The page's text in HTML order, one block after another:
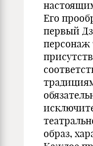
Его
первый
персонаж
образ,